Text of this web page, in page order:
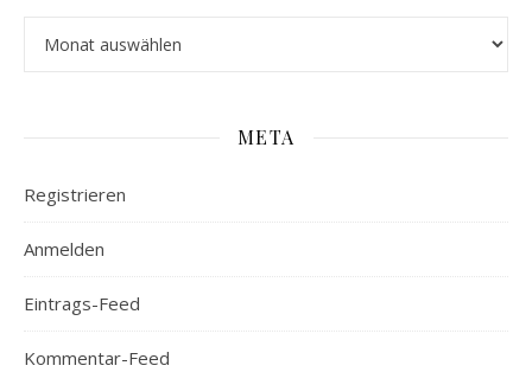
META
Registrieren
Anmelden
Eintrags-Feed
Kommentar-Feed